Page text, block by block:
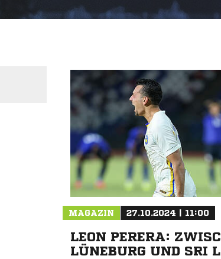
MAGAZIN 27.10.2024 | 11:00
LEON PERERA:
LÜNEBURG UND SRI